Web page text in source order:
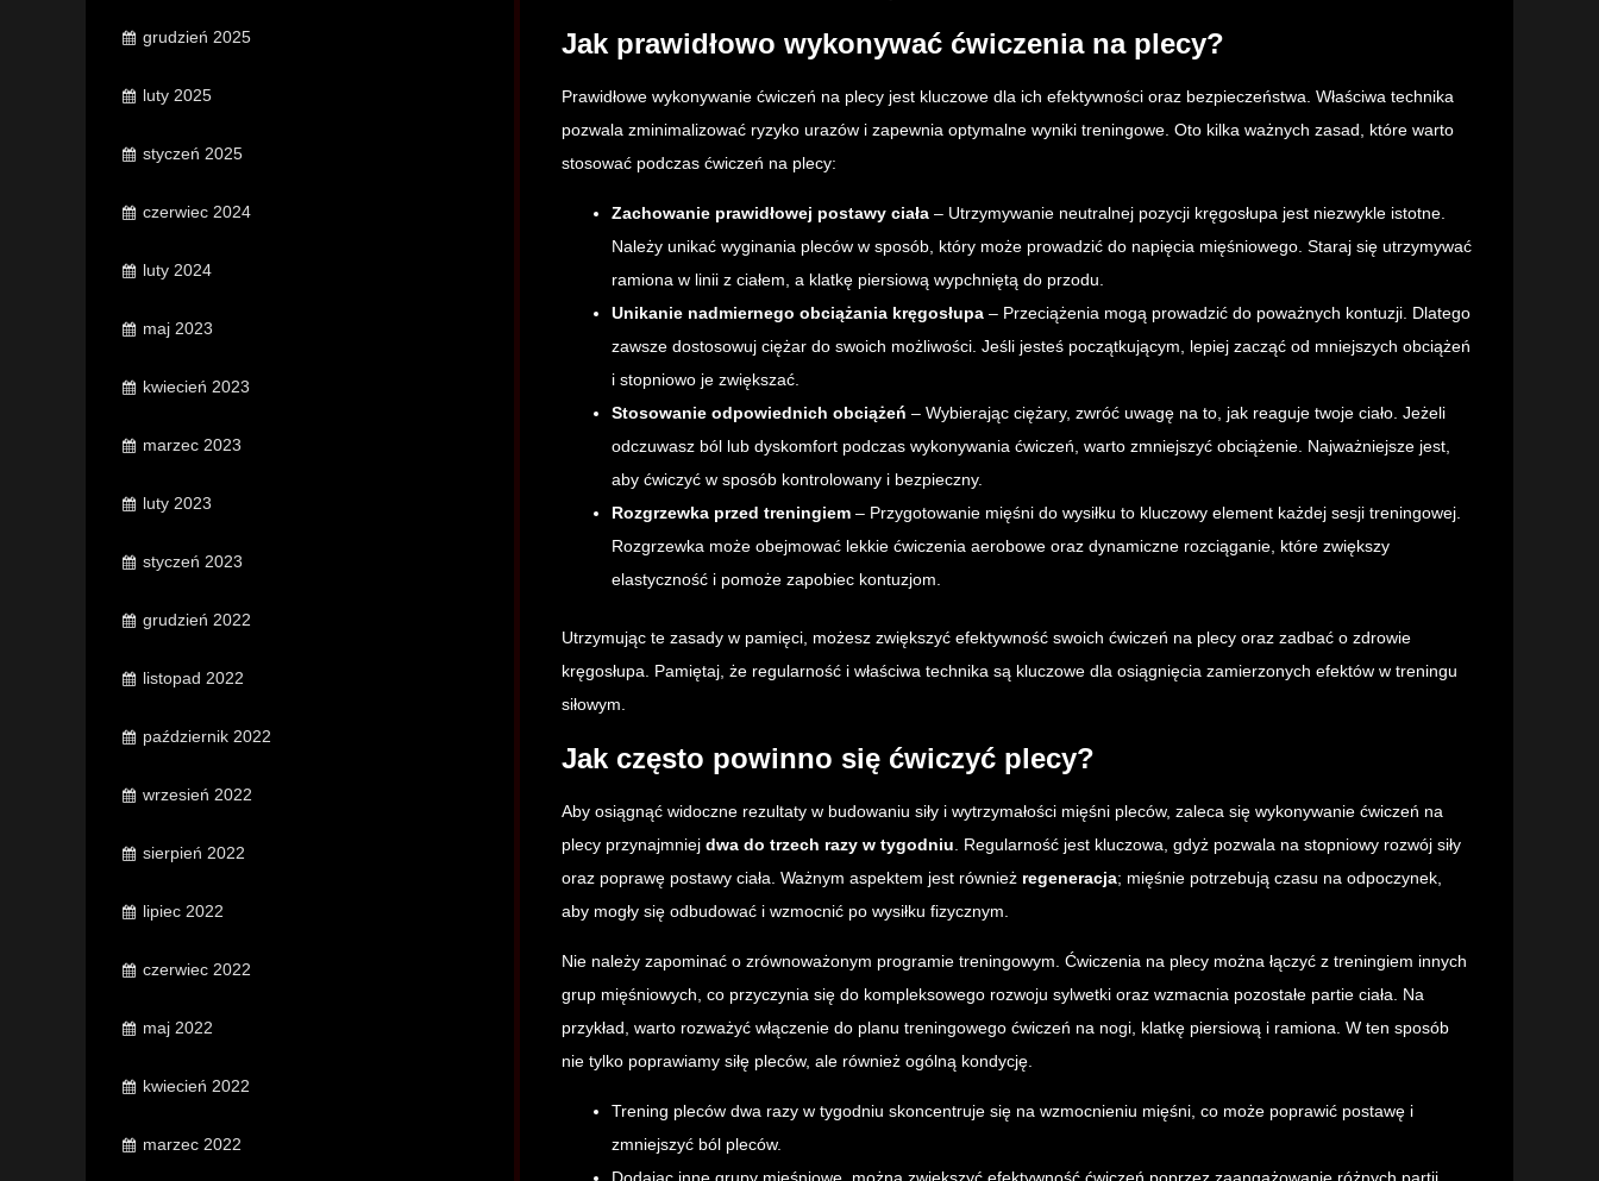
grudzień 2025
luty 2025
styczeń 2025
czerwiec 2024
luty 2024
maj 2023
kwiecień 2023
marzec 2023
luty 2023
styczeń 2023
grudzień 2022
listopad 2022
październik 2022
wrzesień 2022
sierpień 2022
lipiec 2022
czerwiec 2022
maj 2022
kwiecień 2022
marzec 2022
Jak prawidłowo wykonywać ćwiczenia na plecy?
Prawidłowe wykonywanie ćwiczeń na plecy jest kluczowe dla ich efektywności oraz bezpieczeństwa. Właściwa technika
pozwala zminimalizować ryzyko urazów i zapewnia optymalne wyniki treningowe. Oto kilka ważnych zasad, które warto
stosować podczas ćwiczeń na plecy:
Zachowanie prawidłowej postawy ciała – Utrzymywanie neutralnej pozycji kręgosłupa jest niezwykle istotne.
Należy unikać wyginania pleców w sposób, który może prowadzić do napięcia mięśniowego. Staraj się utrzymywać
ramiona w linii z ciałem, a klatkę piersiową wypchniętą do przodu.
Unikanie nadmiernego obciążania kręgosłupa – Przeciążenia mogą prowadzić do poważnych kontuzji. Dlatego
zawsze dostosowuj ciężar do swoich możliwości. Jeśli jesteś początkującym, lepiej zacząć od mniejszych obciążeń
i stopniowo je zwiększać.
Stosowanie odpowiednich obciążeń – Wybierając ciężary, zwróć uwagę na to, jak reaguje twoje ciało. Jeżeli
odczuwasz ból lub dyskomfort podczas wykonywania ćwiczeń, warto zmniejszyć obciążenie. Najważniejsze jest,
aby ćwiczyć w sposób kontrolowany i bezpieczny.
Rozgrzewka przed treningiem – Przygotowanie mięśni do wysiłku to kluczowy element każdej sesji treningowej.
Rozgrzewka może obejmować lekkie ćwiczenia aerobowe oraz dynamiczne rozciąganie, które zwiększy
elastyczność i pomoże zapobiec kontuzjom.
Utrzymując te zasady w pamięci, możesz zwiększyć efektywność swoich ćwiczeń na plecy oraz zadbać o zdrowie
kręgosłupa. Pamiętaj, że regularność i właściwa technika są kluczowe dla osiągnięcia zamierzonych efektów w treningu
siłowym.
Jak często powinno się ćwiczyć plecy?
Aby osiągnąć widoczne rezultaty w budowaniu siły i wytrzymałości mięśni pleców, zaleca się wykonywanie ćwiczeń na
plecy przynajmniej dwa do trzech razy w tygodniu . Regularność jest kluczowa, gdyż pozwala na stopniowy rozwój siły
oraz poprawę postawy ciała. Ważnym aspektem jest również regeneracja; mięśnie potrzebują czasu na odpoczynek,
aby mogły się odbudować i wzmocnić po wysiłku fizycznym.
Nie należy zapominać o zrównoważonym programie treningowym. Ćwiczenia na plecy można łączyć z treningiem innych
grup mięśniowych, co przyczynia się do kompleksowego rozwoju sylwetki oraz wzmacnia pozostałe partie ciała. Na
przykład, warto rozważyć włączenie do planu treningowego ćwiczeń na nogi, klatkę piersiową i ramiona. W ten sposób
nie tylko poprawiamy siłę pleców, ale również ogólną kondycję.
Trening pleców dwa razy w tygodniu skoncentruje się na wzmocnieniu mięśni, co może poprawić postawę i
zmniejszyć ból pleców.
Dodając inne grupy mięśniowe, można zwiększyć efektywność ćwiczeń poprzez zaangażowanie różnych partii